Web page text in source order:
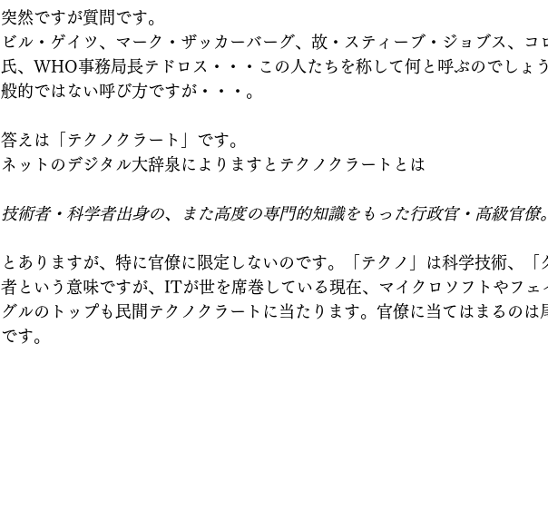
突然ですが質問です。
ビル・ゲイツ、マーク・ザッカーバーグ、故・スティーブ・ジョブス、コ
氏、WHO事務局長テドロス・・・この人たちを称して何と呼ぶのでしょ
般的ではない呼び方ですが・・・。
答えは「テクノクラート」です。
ネットのデジタル大辞泉によりますとテクノクラートとは
技術者・科学者出身の、また高度の専門的知識をもった行政官・高級官僚
とありますが、特に官僚に限定しないのです。「テクノ」は科学技術、「
者という意味ですが、ITが世を席巻している現在、マイクロソフトやフェ
グルのトップも民間テクノクラートに当たります。官僚に当てはまるのは
です。